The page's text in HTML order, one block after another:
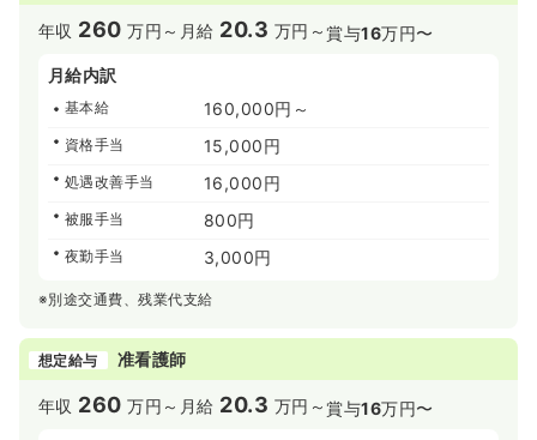
年収 260 万円～ 月給 20.3 万円～賞与16万円〜
月給内訳
基本給 160,000円～
資格手当 15,000円
処遇改善手当 16,000円
被服手当 800円
夜勤手当 3,000円
※別途交通費、残業代支給
想定給与 准看護師
年収 260 万円～ 月給 20.3 万円～賞与16万円〜